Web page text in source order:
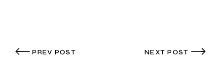
PREV POST NEXT POST